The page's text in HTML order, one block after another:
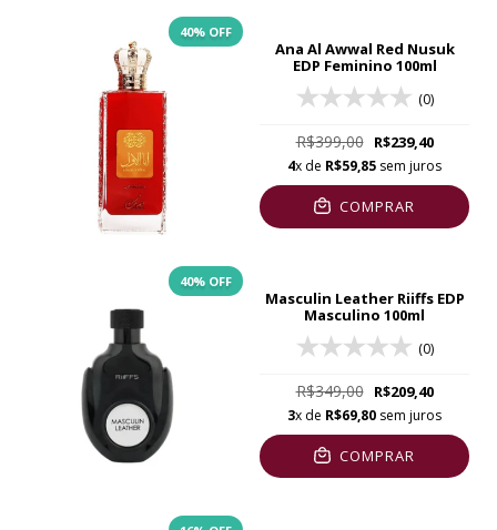
40% OFF
Ana Al Awwal Red Nusuk
EDP Feminino 100ml
(0)
R$399,00 R$239,40
4x de R$59,85 sem juros
COMPRAR
40% OFF
Masculin Leather Riiffs EDP
Masculino 100ml
(0)
R$349,00 R$209,40
3x de R$69,80 sem juros
COMPRAR